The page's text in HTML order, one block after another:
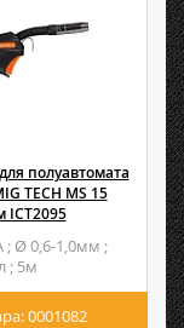
полуавтомата
TECH MS 15
ICT2095
; Ø 0,6-1,0мм ;
; 5м
0001082